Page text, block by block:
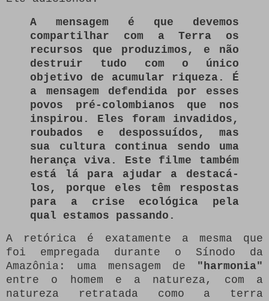
A mensagem é que devemos
compartilhar com a Terra os
recursos que produzimos, e não
destruir tudo com o único
objetivo de acumular riqueza.
É
a mensagem defendida por esses
povos pré-colombianos que nos
inspirou.
Eles foram invadidos,
roubados e despossuídos, mas
sua cultura continua sendo uma
herança viva.
Este filme também
está lá para ajudar a destacá-
los, porque eles têm respostas
para a crise ecológica pela
qual estamos passando.
A retórica é exatamente a mesma que
foi empregada durante o Sínodo da
Amazônia: uma mensagem de "harmonia"
entre o homem e a natureza, com a
natureza retratada como a terra